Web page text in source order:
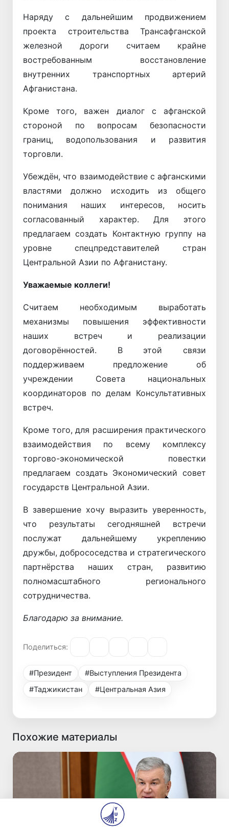
Наряду с дальнейшим продвижением
проекта строительства Трансафганской
железной дороги считаем крайне
востребованным восстановление
внутренних транспортных артерий
Афганистана.
Кроме того, важен диалог с афганской
стороной по вопросам безопасности
границ, водопользования и развития
торговли.
Убеждён, что взаимодействие с афганскими
властями должно исходить из общего
понимания наших интересов, носить
согласованный характер. Для этого
предлагаем создать Контактную группу на
уровне спецпредставителей стран
Центральной Азии по Афганистану.
Уважаемые коллеги!
Считаем необходимым выработать
механизмы повышения эффективности
наших встреч и реализации
договорённостей. В этой связи
поддерживаем предложение об
учреждении Совета национальных
координаторов по делам Консультативных
встреч.
Кроме того, для расширения практического
взаимодействия по всему комплексу
торгово-экономической повестки
предлагаем создать Экономический совет
государств Центральной Азии.
В завершение хочу выразить уверенность,
что результаты сегодняшней встречи
послужат дальнейшему укреплению
дружбы, добрососедства и стратегического
партнёрства наших стран, развитию
полномасштабного регионального
сотрудничества.
Благодарю за внимание.
Поделиться:
#Президент
#Выступления Президента
#Таджикистан
#Центральная Азия
Похожие материалы